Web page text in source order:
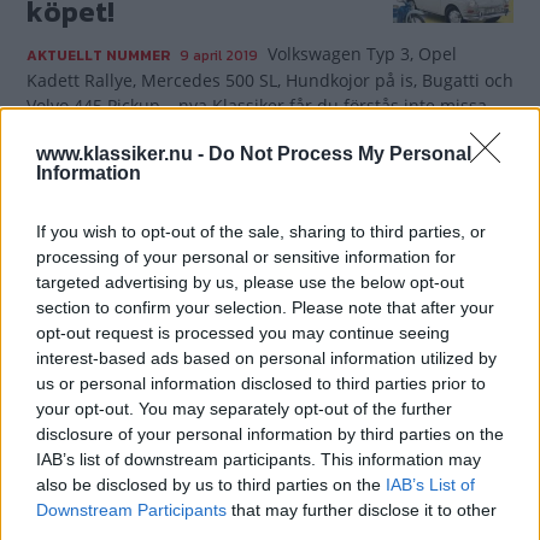
www.klassiker.nu - Do Not Process My Personal
Information
If you wish to opt-out of the sale, sharing to third parties, or
processing of your personal or sensitive information for
targeted advertising by us, please use the below opt-out
section to confirm your selection. Please note that after your
opt-out request is processed you may continue seeing
interest-based ads based on personal information utilized by
us or personal information disclosed to third parties prior to
your opt-out. You may separately opt-out of the further
disclosure of your personal information by third parties on the
IAB’s list of downstream participants. This information may
also be disclosed by us to third parties on the IAB’s List of
Downstream Participants that may further disclose it to other
köpet!
AKTUELLT NUMMER 9 april 2019 Volkswagen Typ 3, Opel
Kadett Rallye, Mercedes 500 SL, Hundkojor på is, Bugatti och
Volvo 445 Pickup – nya Klassiker får du förstås inte missa.
Dessutom Sveriges mest omfattande evenemangskalender
– du får den på köpet med nya Klassiker. Sommarens,
träffar, rallyn, marknader och veckosammankomster på ett
Gasa (6)
Dags för examen i
Kadettskolan!
VIDEO 4 april 2019
Filmdags: Kan du Kadett från generation A
till E? Här är fyra reklamfilmer som spänner från 1962 till
1991 och fyra generationer Opel Kadett!
Gasa (3)